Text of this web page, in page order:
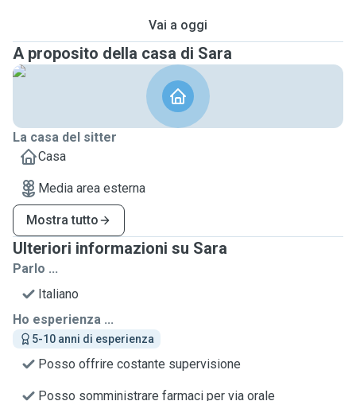
Vai a oggi
A proposito della casa di Sara
La casa del sitter
Casa
Media area esterna
Mostra tutto
Ulteriori informazioni su Sara
Parlo ...
Italiano
Ho esperienza ...
5-10 anni di esperienza
Posso offrire costante supervisione
Posso somministrare farmaci per via orale